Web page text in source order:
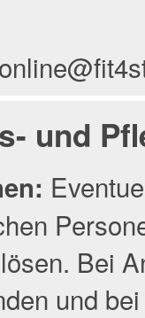
und
Bei
und